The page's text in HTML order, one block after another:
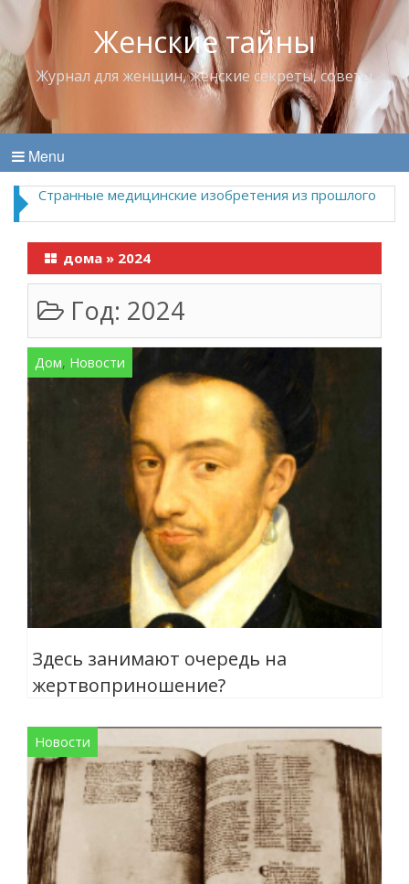
Женские тайны
Журнал для женщин, женские секреты, советы
Menu
Странные медицинские изобретения из прошлого
дома » 2024
Год: 2024
Дом, Новости
Здесь занимают очередь на
жертвоприношение?
Новости